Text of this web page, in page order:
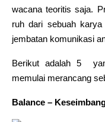
wacana teoritis saja.
ruh dari sebuah
jembatan komunikasi
Berikut adalah 5
memulai merancang
Balance –